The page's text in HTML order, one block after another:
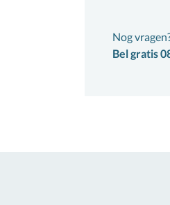
Nog
Bel gratis